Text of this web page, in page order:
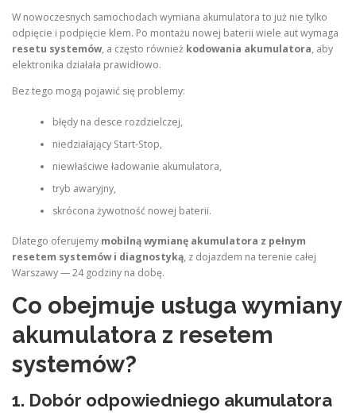
W nowoczesnych samochodach wymiana akumulatora to już nie tylko
odpięcie i podpięcie klem. Po montażu nowej baterii wiele aut wymaga
resetu systemów, a często również kodowania akumulatora, aby
elektronika działała prawidłowo.
Bez tego mogą pojawić się problemy:
błędy na desce rozdzielczej,
niedziałający Start-Stop,
niewłaściwe ładowanie akumulatora,
tryb awaryjny,
skrócona żywotność nowej baterii.
Dlatego oferujemy mobilną wymianę akumulatora z pełnym
resetem systemów i diagnostyką, z dojazdem na terenie całej
Warszawy — 24 godziny na dobę.
Co obejmuje usługa wymiany
akumulatora z resetem
systemów?
1. Dobór odpowiedniego akumulatora